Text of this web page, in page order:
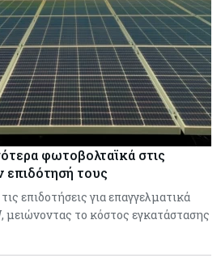
φωτοβολταϊκά στις
επιδότησή τους
επιδοτήσεις για επαγγελματικά
μειώνοντας το κόστος εγκατάστασης